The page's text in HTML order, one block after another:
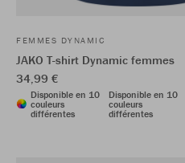
FEMMES DYNAMIC
JAKO T-shirt Dynamic femmes
34,99 €
Disponible en 10
couleurs
différentes
Disponible en 10
couleurs
différentes